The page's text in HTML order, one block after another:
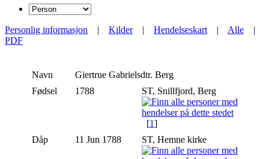
Personlig informasjon | Kilder| Hendelseskart| Alle |
PDF
Navn Giertrue Gabrielsdtr. Berg
Fødsel
1788 ST, Snillfjord, Berg
[1]
Dåp
11 Jun 1788 ST, Hemne kirke